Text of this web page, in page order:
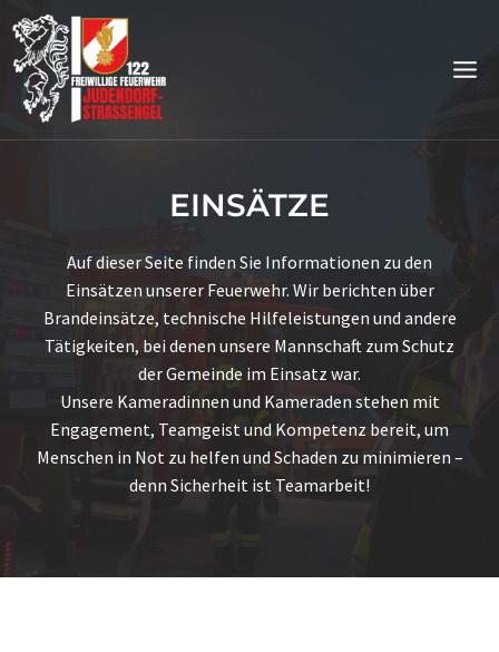
Zum
Inhalt
springen
EINSÄTZE
Auf dieser Seite finden Sie Informationen zu den
Einsätzen unserer Feuerwehr. Wir berichten über
Brandeinsätze, technische Hilfeleistungen und andere
Tätigkeiten, bei denen unsere Mannschaft zum Schutz
der Gemeinde im Einsatz war.
Unsere Kameradinnen und Kameraden stehen mit
Engagement, Teamgeist und Kompetenz bereit, um
Menschen in Not zu helfen und Schaden zu minimieren –
denn Sicherheit ist Teamarbeit!